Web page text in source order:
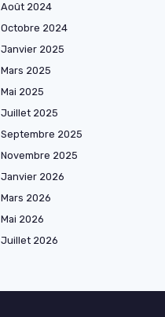
Août 2024
Octobre 2024
Janvier 2025
Mars 2025
Mai 2025
Juillet 2025
Septembre 2025
Novembre 2025
Janvier 2026
Mars 2026
Mai 2026
Juillet 2026